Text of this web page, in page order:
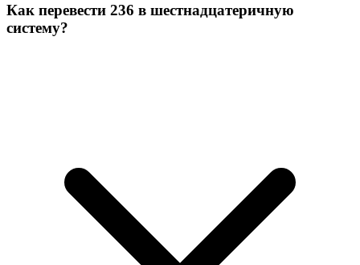
Как перевести 236 в шестнадцатеричную
систему?